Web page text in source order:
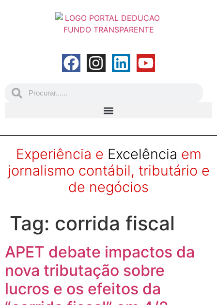
Experiência e Excelência em
jornalismo contábil, tributário e
de negócios
Tag: corrida fiscal
APET debate impactos da
nova tributação sobre
lucros e os efeitos da